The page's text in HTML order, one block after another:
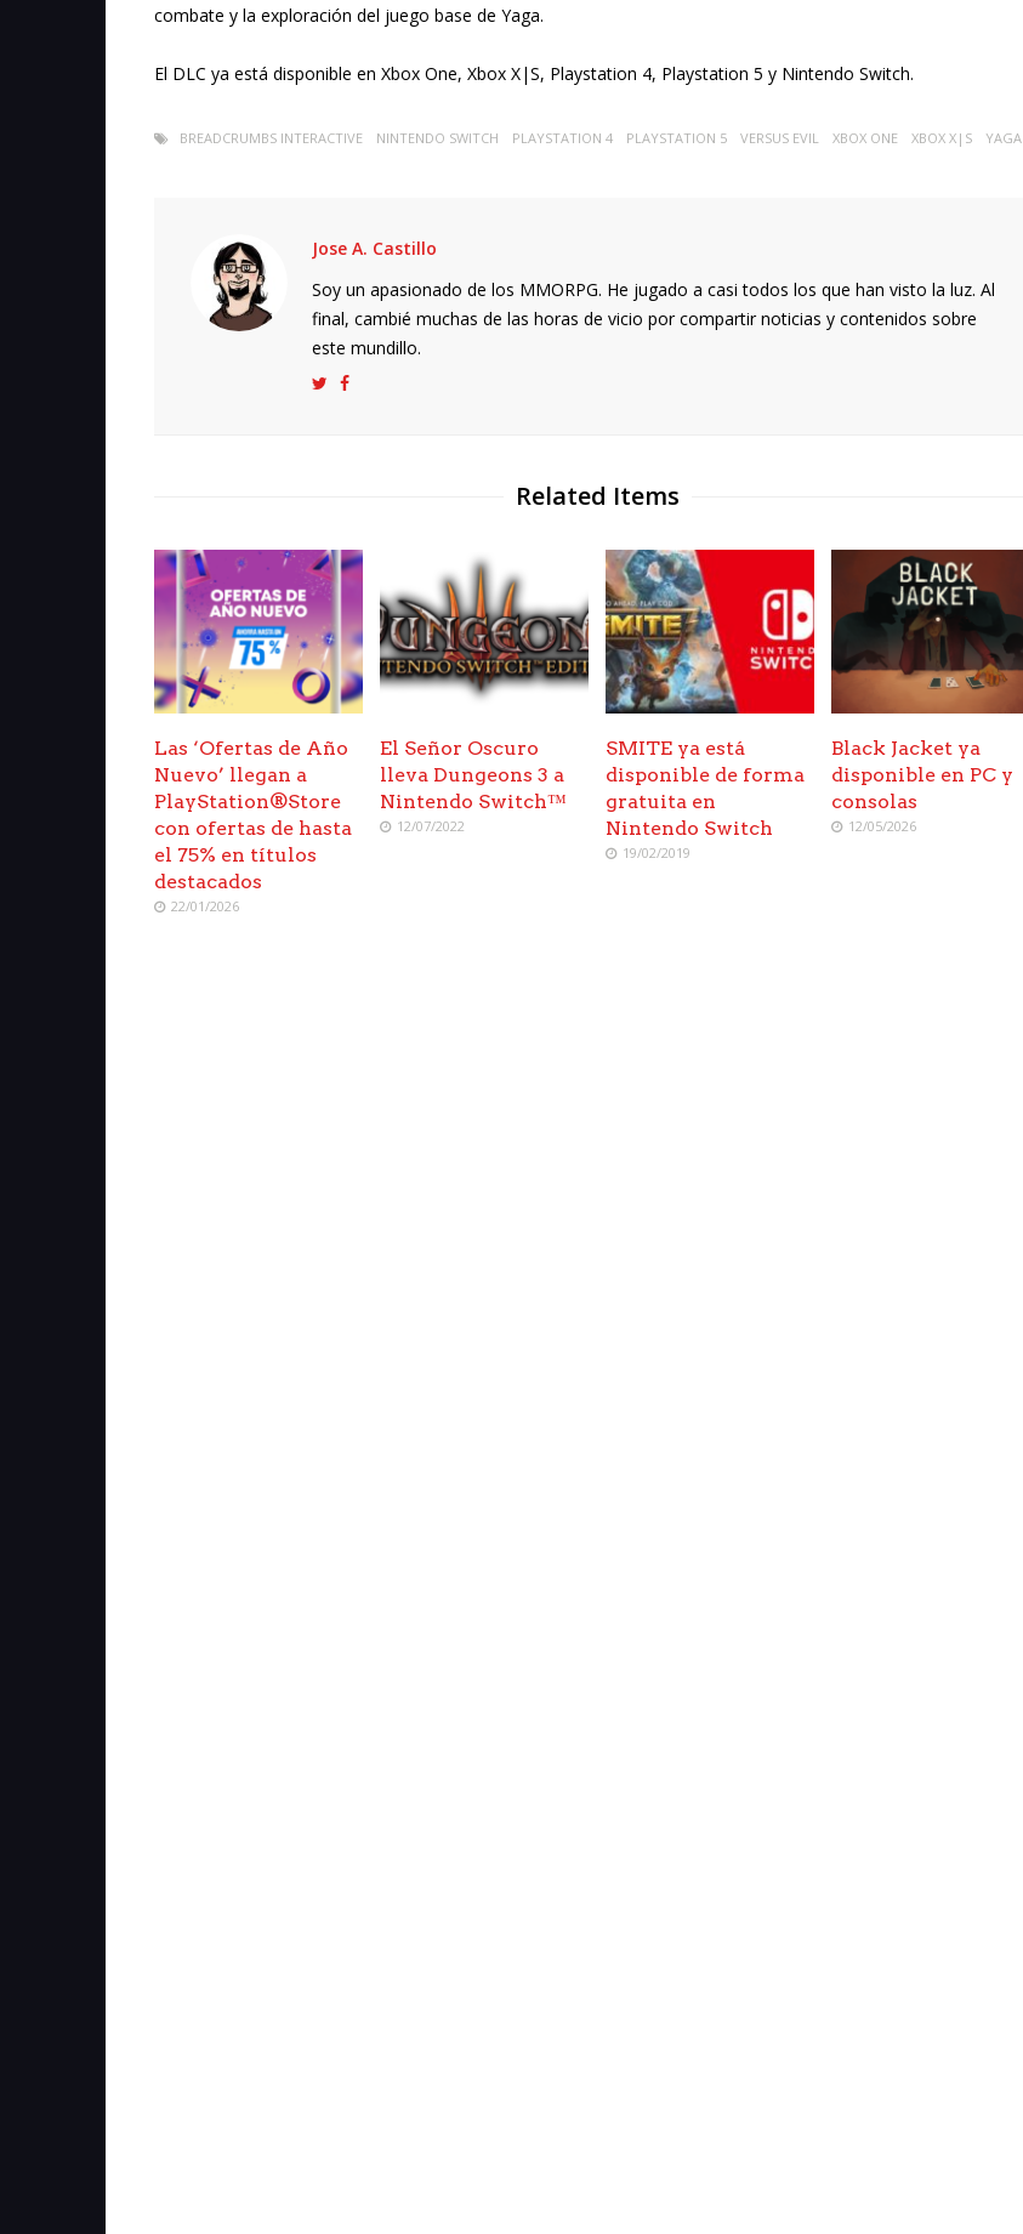
combate y la exploración del juego base de Yaga.
El DLC ya está disponible en Xbox One, Xbox X|S, Playstation 4, Playstation 5 y Nintendo Switch.
BREADCRUMBS INTERACTIVE NINTENDO SWITCH PLAYSTATION 4 PLAYSTATION 5 VERSUS EVIL XBOX ONE XBOX X|S YAGA
Jose A. Castillo
Soy un apasionado de los MMORPG. He jugado a casi todos los que han visto la luz. Al
final, cambié muchas de las horas de vicio por compartir noticias y contenidos sobre
este mundillo.
Related Items
Las ‘Ofertas de Año
Nuevo’ llegan a
PlayStation®Store
con ofertas de hasta
el 75% en títulos
destacados
22/01/2026
El Señor Oscuro
lleva Dungeons 3 a
Nintendo Switch™
12/07/2022
SMITE ya está
disponible de forma
gratuita en
Nintendo Switch
19/02/2019
Black Jacket ya
disponible en PC y
consolas
12/05/2026